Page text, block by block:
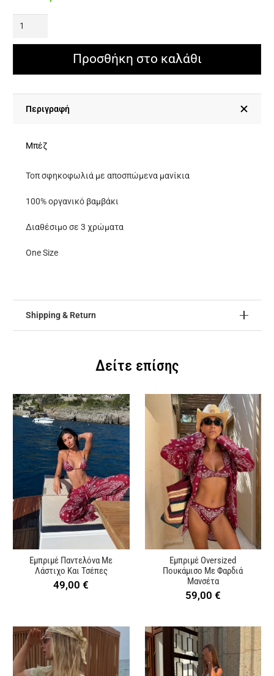
COMMIT
ORGANIC
Από
Βαμβάκι
Αποσπώμενα
ποσότητα
Προσθήκη στο καλάθι
Περιγραφή
Μπέζ
Τοπ σφηκοφωλιά με αποσπώμενα μανίκια
100% οργανικό βαμβάκι
Διαθέσιμο σε 3 χρώματα
One Size
Shipping & Return
Δείτε επίσης
Εμπριμέ Παντελόνα Με
Λάστιχο Και Τσέπες
49,00€
Εμπριμέ Oversized
Πουκάμισο Με Φαρδιά
Μανσέτα
59,00 €